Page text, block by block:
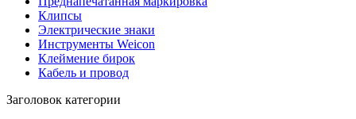
Клипсы
Электрические знаки
Инструменты Weicon
Клеймение бирок
Кабель и провод
Заголовок категории